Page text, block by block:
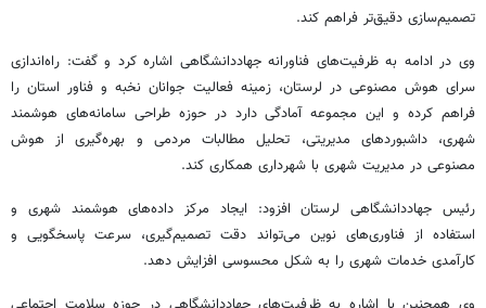
تصمیم‌سازی دقیق‌تر فراهم کند.
وی در ادامه به ظرفیت‌های فناورانه جهاددانشگاهی اشاره کرد و گفت: راه‌اندازی
سرای هوش مصنوعی در لرستان، زمینه فعالیت جوانان نخبه و فناور استان را
فراهم کرده و این مجموعه آمادگی دارد در حوزه طراحی سامانه‌های هوشمند
شهری، داشبوردهای مدیریتی، تحلیل مطالبات مردمی و بهره‌گیری از هوش
مصنوعی در مدیریت شهری با شهرداری همکاری کند.
رئیس جهاددانشگاهی لرستان افزود: ایجاد مرکز داده‌های هوشمند شهری و
استفاده از فناوری‌های نوین می‌تواند دقت تصمیم‌گیری، سرعت پاسخگویی و
کارآمدی خدمات شهری را به شکل محسوسی افزایش دهد.